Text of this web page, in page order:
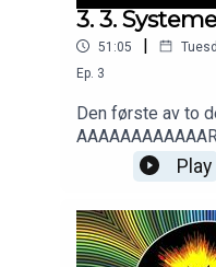
3. 3.
51:05 |
Ep. 3
Den første av to
Play